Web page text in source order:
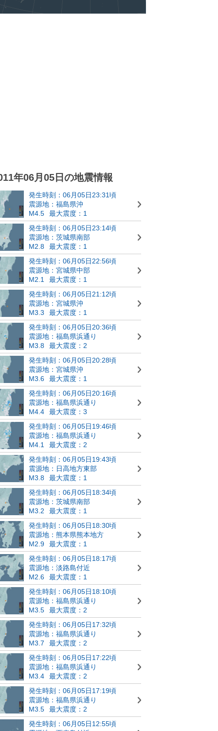
年06月05日の地震情報
発生時刻：06月05日23:31頃
震源地：福島県沖
M4.5
最大震度：1
発生時刻：06月05日23:14頃
震源地：茨城県南部
M2.8
最大震度：1
発生時刻：06月05日22:56頃
震源地：宮城県中部
M2.1
最大震度：1
発生時刻：06月05日21:12頃
震源地：宮城県沖
M3.3
最大震度：1
発生時刻：06月05日20:36頃
震源地：福島県浜通り
M3.8
最大震度：2
発生時刻：06月05日20:28頃
震源地：宮城県沖
M3.6
最大震度：1
発生時刻：06月05日20:16頃
震源地：福島県浜通り
M4.4
最大震度：3
発生時刻：06月05日19:46頃
震源地：福島県浜通り
M4.1
最大震度：2
発生時刻：06月05日19:43頃
震源地：日高地方東部
M3.8
最大震度：1
発生時刻：06月05日18:34頃
震源地：茨城県南部
M3.2
最大震度：1
発生時刻：06月05日18:30頃
震源地：熊本県熊本地方
M2.9
最大震度：1
発生時刻：06月05日18:17頃
震源地：淡路島付近
M2.6
最大震度：1
発生時刻：06月05日18:10頃
震源地：福島県浜通り
M3.5
最大震度：2
発生時刻：06月05日17:32頃
震源地：福島県浜通り
M3.7
最大震度：2
発生時刻：06月05日17:22頃
震源地：福島県浜通り
M3.4
最大震度：2
発生時刻：06月05日17:19頃
震源地：福島県浜通り
M3.5
最大震度：2
発生時刻：06月05日12:55頃